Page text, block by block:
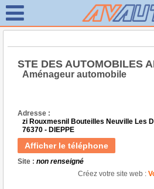
STE DES AUTOMOBILES
Aménageur automobile
Adresse :
zi Rouxmesnil Bouteilles Neuville Les
76370 - DIEPPE
Afficher le téléphone
Site : non renseigné
Créez votre site web :